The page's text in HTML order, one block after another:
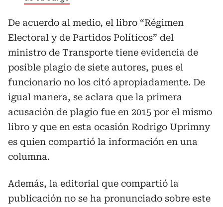
De acuerdo al medio, el libro “Régimen
Electoral y de Partidos Políticos” del
ministro de Transporte tiene evidencia de
posible plagio de siete autores, pues el
funcionario no los citó apropiadamente. De
igual manera, se aclara que la primera
acusación de plagio fue en 2015 por el mismo
libro y que en esta ocasión Rodrigo Uprimny
es quien compartió la información en una
columna.
Además, la editorial que compartió la
publicación no se ha pronunciado sobre este